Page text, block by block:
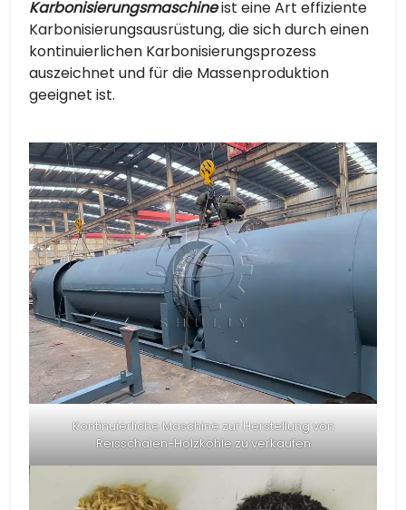
Karbonisierungsmaschineist eine Art effiziente
Karbonisierungsausrüstung, die sich durch einen
kontinuierlichen Karbonisierungsprozess
auszeichnet und für die Massenproduktion
geeignet ist.
Kontinuierliche Maschine zur Herstellung von
Reisschalen-Holzkohle zu verkaufen